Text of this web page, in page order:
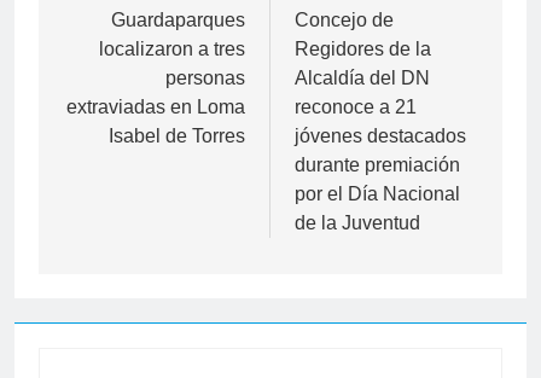
entradas
Guardaparques
localizaron a tres
personas
extraviadas en Loma
Isabel de Torres
Concejo de
Regidores de la
Alcaldía del DN
reconoce a 21
jóvenes destacados
durante premiación
por el Día Nacional
de la Juventud